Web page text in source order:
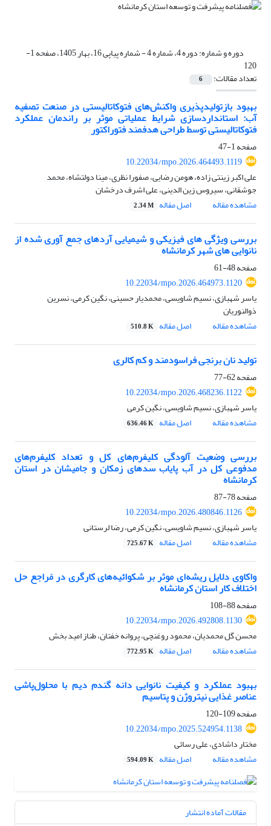
دوره و شماره: دوره 4، شماره 4 - شماره پیاپی 16، بهار 1405، صفحه 1-
120
تعداد مقالات: 6
بهبود بازتولیدپذیری واکنش‌های فتوکاتالیستی در صنعت تصفیه
آب: استانداردسازی شرایط عملیاتی موثر بر راندمان عملکرد
فتوکاتالیستی توسط طراحی هدفمند فتوراکتور
صفحه1-47
10.22034/mpo.2026.464493.1119
علی اکبر زینتی زاده، هومن رضایی، صفورا نظری، مینا دولتشاه، محمد
جوشقانی، سیروس زین الدینی، علی اشرف درخشان
مشاهده مقاله
اصل مقاله 2.34 M
بررسی ویژگی های فیزیکی و شیمیایی آردهای جمع آوری شده از
نانوایی های شهر کرمانشاه
صفحه48-61
10.22034/mpo.2026.464973.1120
یاسر شهبازی، نسیم شاویسی، محمدیار حسینی، نگین کرمی، نسرین
ذوالنوریان
مشاهده مقاله
اصل مقاله 510.8 K
تولید نان برنجی فراسودمند و کم کالری
صفحه62-77
10.22034/mpo.2026.468236.1122
یاسر شهبازی، نسیم شاویسی، نگین کرمی
مشاهده مقاله
اصل مقاله 636.46 K
بررسی وضعیت آلودگی کلیفرم‌های کل و تعداد کلیفرم‌های
مدفوعی کل در آب پایاب سدهای زمکان و جامیشان در استان
کرمانشاه
صفحه78-87
10.22034/mpo.2026.480846.1126
یاسر شهبازی، نسیم شاویسی، نگین کرمی، رضا لرستانی
مشاهده مقاله
اصل مقاله 725.67 K
واکاوی دلایل ریشه‌ای موثر بر شکوائیه‌های کارگری در مَراجع حل
اختلاف کار استان کرمانشاه
صفحه88-108
10.22034/mpo.2026.492808.1130
محسن گل محمدیان، محمود روغنچی، پروانه خفتان، طناز امید بخش
مشاهده مقاله
اصل مقاله 772.95 K
بهبود عملکرد و کیفیت نانوایی دانه گندم دیم با محلول‌پاشی
عناصر غذایی نیتروژن و پتاسیم
صفحه109-120
10.22034/mpo.2025.524954.1138
مختار داشادی، علی رسائی
مشاهده مقاله
اصل مقاله 594.09 K
مقالات آماده انتشار